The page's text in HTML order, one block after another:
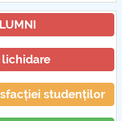
lichidare
studenților